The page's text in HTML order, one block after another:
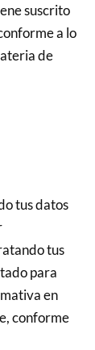
suscrito
a lo
de
tus datos
tus
para
en
conforme